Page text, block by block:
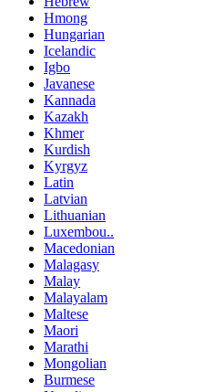
Hmong
Hungarian
Icelandic
Igbo
Javanese
Kannada
Kazakh
Khmer
Kurdish
Kyrgyz
Latin
Latvian
Lithuanian
Luxembou..
Macedonian
Malagasy
Malay
Malayalam
Maltese
Maori
Marathi
Mongolian
Burmese